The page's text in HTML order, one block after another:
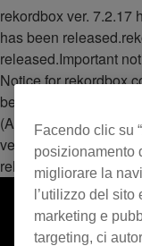
rekordbox ver. 7.2.17
has been
released.Important
Notice for
been released.Server
(APR 19)rekordbox
ver. 7.2.11 has been
released.
Facendo clic su
posizionamento
migliorare la
l’utilizzo del
marketing e
targeting, ci